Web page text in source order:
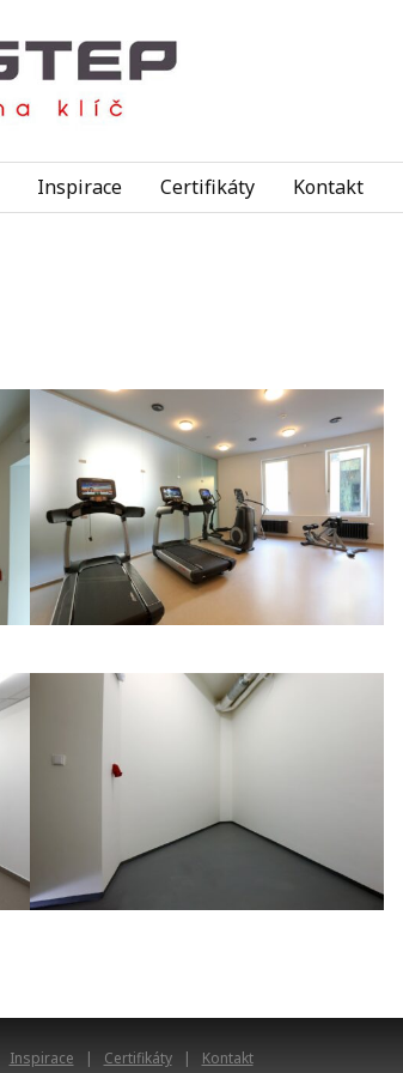
Inspirace Certifikáty Kontakt
Inspirace Certifikáty Kontakt